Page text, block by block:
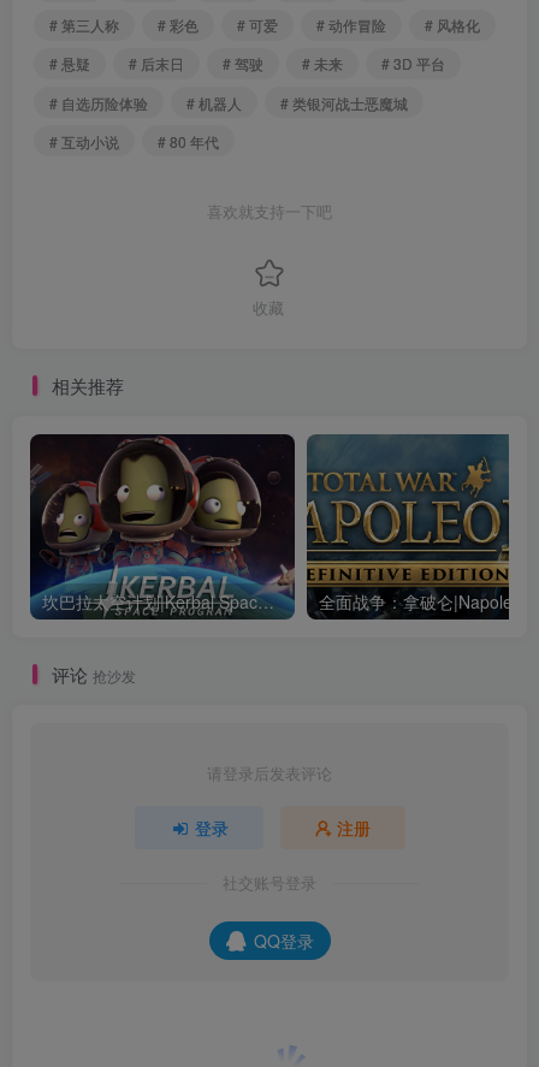
# 第三人称
# 彩色 # 可爱 # 动作冒险
# 风格化
# 悬疑
# 后末日 # 驾驶 # 未来
# 3D 平台
# 自选历险体验
# 机器人
# 类银河战士恶魔城
# 互动小说
# 80 年代
喜欢就支持一下吧
收藏
相关推荐
坎巴拉太空计划|Kerbal Space Program|1.12.5.3190|整合全DLC
评论 抢沙发
请登录后发表评论
登录 注册
社交账号登录
QQ登录